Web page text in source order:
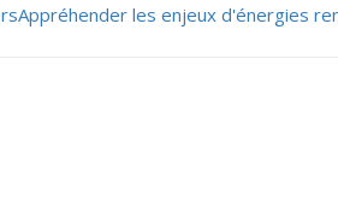
Appréhender les enjeux d'énergies